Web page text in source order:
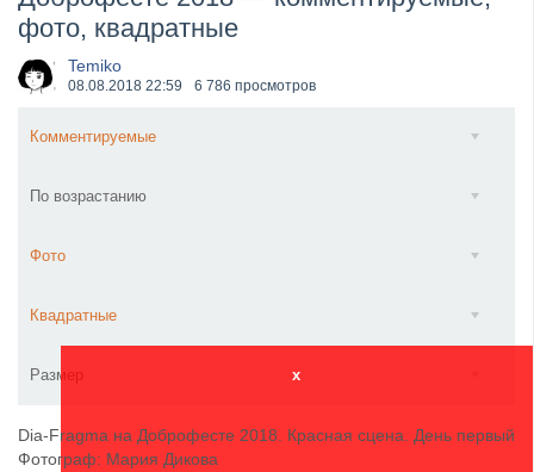
Wacken Open Air 2026 объявили последние одиннад...
фото, квадратные
Temiko
08.08.2018 22:59 6 786 просмотров
Комментируемые
По возрастанию
Фото
Квадратные
Размер x
Dia-Fragma на Доброфесте 2018. Красная сцена. День первый
Фотограф: Мария Дикова